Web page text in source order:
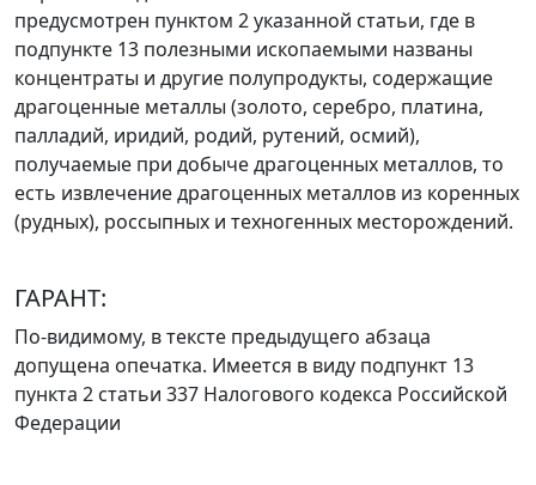
предусмотрен пунктом 2указанной статьи, где в
подпункте 13 полезными ископаемыми названы
концентраты и другие полупродукты, содержащие
драгоценные металлы (золото, серебро, платина,
палладий, иридий, родий, рутений, осмий),
получаемые при добыче драгоценных металлов, то
есть извлечение драгоценных металлов из коренных
(рудных), россыпных и техногенных месторождений.
ГАРАНТ:
По-видимому, в тексте предыдущего абзаца
допущена опечатка. Имеется в виду подпункт 13
пункта 2 статьи 337 Налогового кодекса Российской
Федерации